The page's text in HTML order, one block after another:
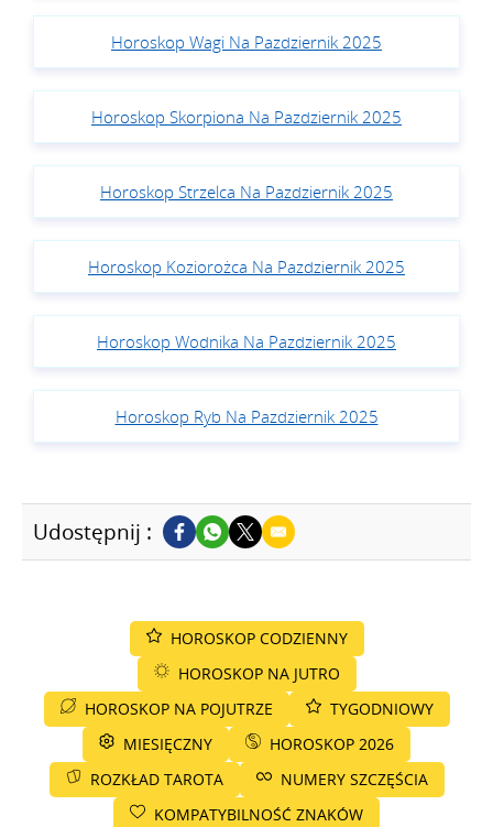
Horoskop Wagi Na Pazdziernik 2025
Horoskop Skorpiona Na Pazdziernik 2025
Horoskop Strzelca Na Pazdziernik 2025
Horoskop Koziorożca Na Pazdziernik 2025
Horoskop Wodnika Na Pazdziernik 2025
Horoskop Ryb Na Pazdziernik 2025
Udostępnij :
HOROSKOP CODZIENNY
HOROSKOP NA JUTRO
HOROSKOP NA POJUTRZE
TYGODNIOWY
MIESIĘCZNY
HOROSKOP 2026
ROZKŁAD TAROTA
NUMERY SZCZĘŚCIA
KOMPATYBILNOŚĆ ZNAKÓW